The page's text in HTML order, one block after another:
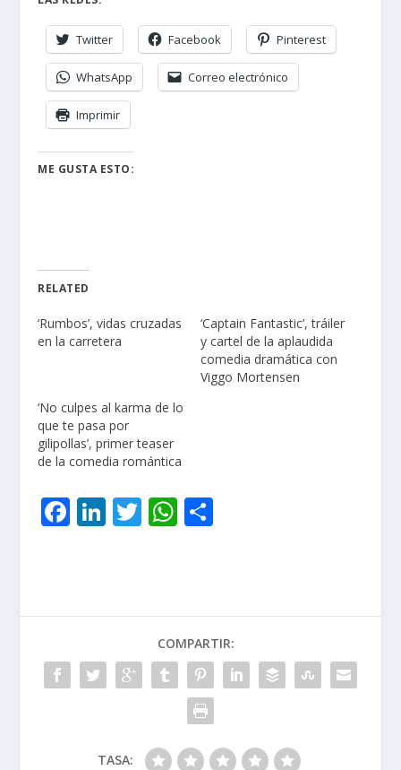
Twitter Facebook Pinterest
WhatsApp Correo electrónico
Imprimir
ME GUSTA ESTO:
RELATED
‘Rumbos’, vidas cruzadas
en la carretera
‘Captain Fantastic’, tráiler
y cartel de la aplaudida
comedia dramática con
Viggo Mortensen
‘No culpes al karma de lo
que te pasa por
gilipollas’, primer teaser
de la comedia romántica
F
o
o
k
Li
dI
n
T W
A
p
p
ar
ti
r
COMPARTIR:
TASA: